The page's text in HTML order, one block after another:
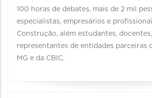
100 horas de debates, mais de 2 mil
especialistas, empresários e
Construção, além estudantes,
representantes de entidades parceiras
MG e da CBIC.